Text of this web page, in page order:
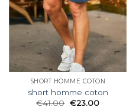
SHORT HOMME COTON
short homme coton
€41.00 €23.00